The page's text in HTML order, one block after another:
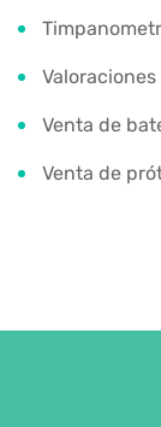
Venta de
Venta de